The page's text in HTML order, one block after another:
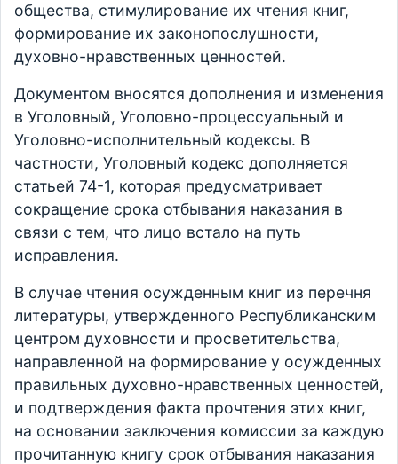
общества, стимулирование их чтения книг,
формирование их законопослушности,
духовно-нравственных ценностей.
Документом вносятся дополнения и изменения
в Уголовный, Уголовно-процессуальный и
Уголовно-исполнительный кодексы. В
частности, Уголовный кодекс дополняется
статьей 74-1, которая предусматривает
сокращение срока отбывания наказания в
связи с тем, что лицо встало на путь
исправления.
В случае чтения осужденным книг из перечня
литературы, утвержденного Республиканским
центром духовности и просветительства,
направленной на формирование у осужденных
правильных духовно-нравственных ценностей,
и подтверждения факта прочтения этих книг,
на основании заключения комиссии за каждую
прочитанную книгу срок отбывания наказания